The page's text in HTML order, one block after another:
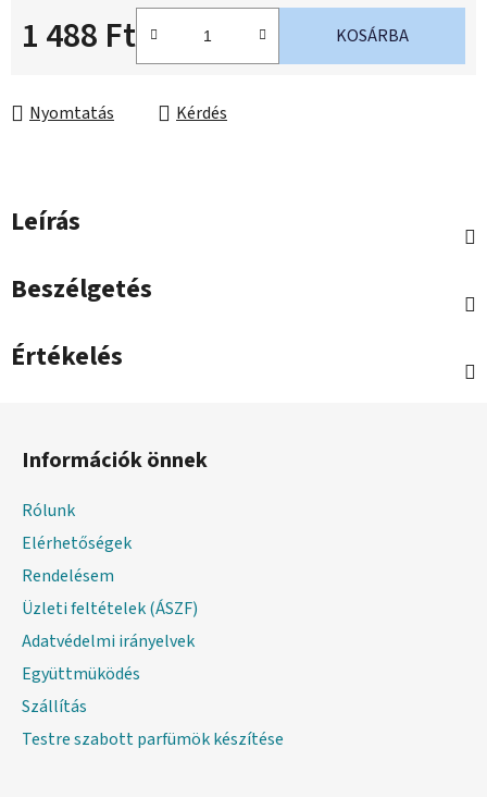
1 488 Ft KOSÁRBA
Nyomtatás Kérdés
Leírás
Beszélgetés
Értékelés
Információk önnek
Rólunk
Elérhetőségek
Rendelésem
Üzleti feltételek (ÁSZF)
Adatvédelmi irányelvek
Együttmüködés
Szállítás
Testre szabott parfümök készítése